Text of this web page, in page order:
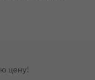
цену!